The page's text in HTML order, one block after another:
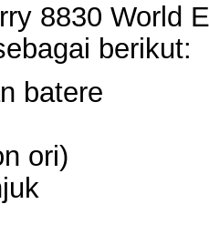
8830 World
berikut:
batere
ori)